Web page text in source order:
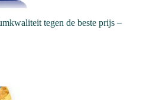
tegen de beste prijs –